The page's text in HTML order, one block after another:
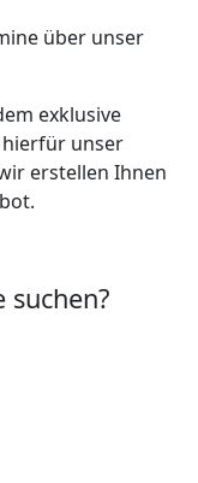
über unser
exklusive
hierfür unser
erstellen Ihnen
suchen?